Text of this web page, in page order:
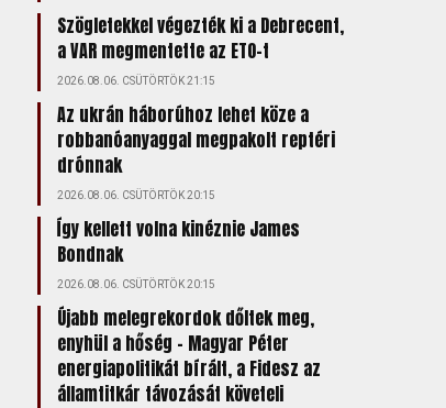
Szögletekkel végezték ki a Debrecent,
a VAR megmentette az ETO-t
2026.08.06. CSÜTÖRTÖK 21:15
Az ukrán háborúhoz lehet köze a
robbanóanyaggal megpakolt reptéri
drónnak
2026.08.06. CSÜTÖRTÖK 20:15
Így kellett volna kinéznie James
Bondnak
2026.08.06. CSÜTÖRTÖK 20:15
Újabb melegrekordok dőltek meg,
enyhül a hőség – Magyar Péter
energiapolitikát bírált, a Fidesz az
államtitkár távozását követeli